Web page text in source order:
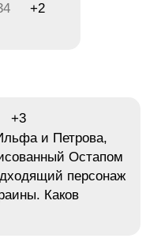
+2
+3
и Петрова,
Остапом
персонаж
Каков